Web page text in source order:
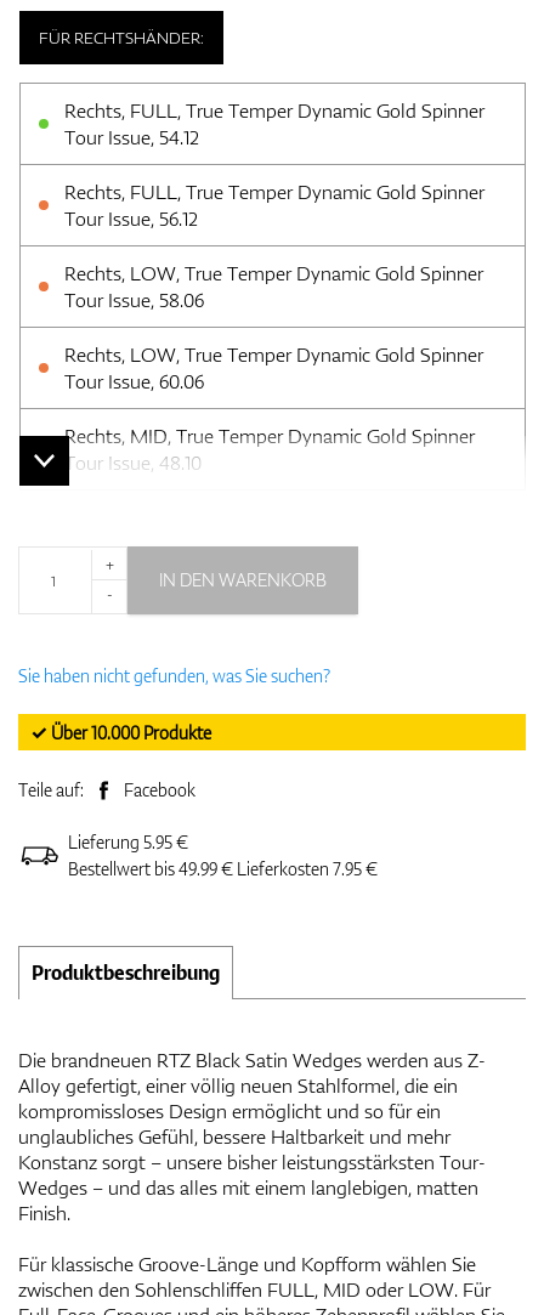
FÜR RECHTSHÄNDER:
Rechts, FULL, True Temper Dynamic Gold Spinner
Tour Issue, 54.12
Rechts, FULL, True Temper Dynamic Gold Spinner
Tour Issue, 56.12
Rechts, LOW, True Temper Dynamic Gold Spinner
Tour Issue, 58.06
Rechts, LOW, True Temper Dynamic Gold Spinner
Tour Issue, 60.06
Rechts, MID, True Temper Dynamic Gold Spinner
Tour Issue, 48.10
+
-
IN DEN WARENKORB
Sie haben nicht gefunden, was Sie suchen?
✓ Über 10.000 Produkte
Teile auf: Facebook
Lieferung 5.95 €
Bestellwert bis 49.99 € Lieferkosten 7.95 €
Produktbeschreibung
Die brandneuen RTZ Black Satin Wedges werden aus Z-
Alloy gefertigt, einer völlig neuen Stahlformel, die ein
kompromissloses Design ermöglicht und so für ein
unglaubliches Gefühl, bessere Haltbarkeit und mehr
Konstanz sorgt – unsere bisher leistungsstärksten Tour-
Wedges – und das alles mit einem langlebigen, matten
Finish.
Für klassische Groove-Länge und Kopfform wählen Sie
zwischen den Sohlenschliffen FULL, MID oder LOW. Für